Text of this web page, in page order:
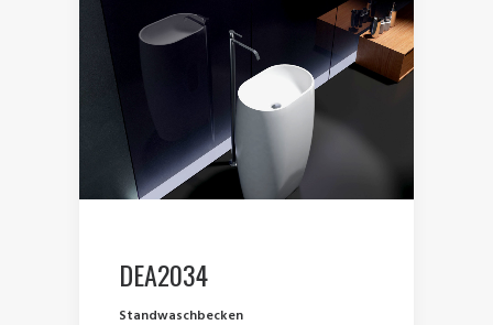
DEA2034
Standwaschbecken